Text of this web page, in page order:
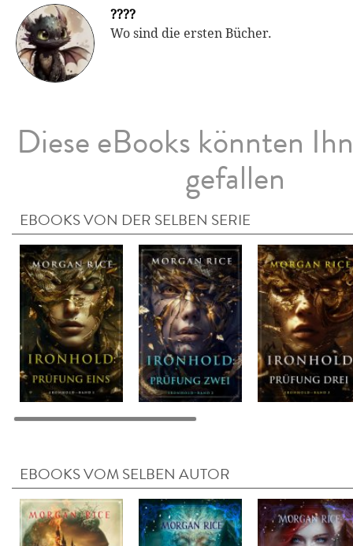
????
Wo sind die ersten Bücher.
Diese eBooks könnten
gefallen
EBOOKS VON DER SELBEN SERIE
EBOOKS VOM SELBEN AUTOR